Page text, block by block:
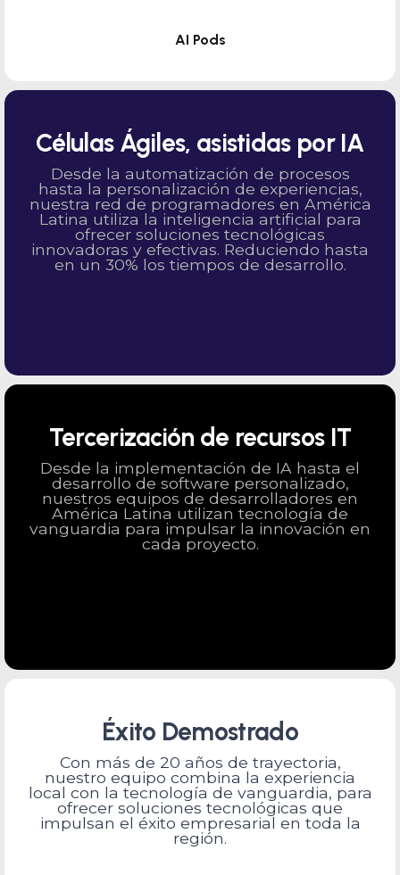
AI Pods
Células Ágiles, asistidas por IA
Desde la automatización de procesos
hasta la personalización de experiencias,
nuestra red de programadores en América
Latina utiliza la inteligencia artificial para
ofrecer soluciones tecnológicas
innovadoras y efectivas. Reduciendo hasta
en un 30% los tiempos de desarrollo.
Tercerización de recursos IT
Desde la implementación de IA hasta el
desarrollo de software personalizado,
nuestros equipos de desarrolladores en
América Latina utilizan tecnología de
vanguardia para impulsar la innovación en
cada proyecto.
Éxito Demostrado
Con más de 20 años de trayectoria,
nuestro equipo combina la experiencia
local con la tecnología de vanguardia, para
ofrecer soluciones tecnológicas que
impulsan el éxito empresarial en toda la
región.